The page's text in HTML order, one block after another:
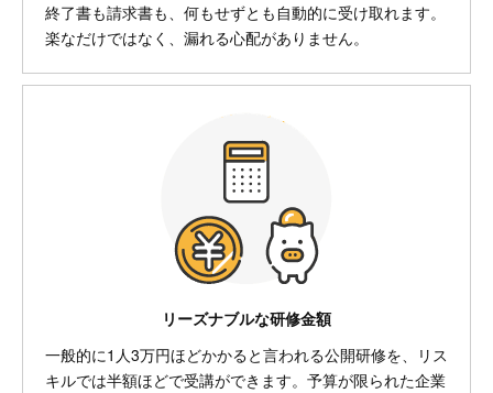
終了書も請求書も、何もせずとも自動的に受け取れます。
楽なだけではなく、漏れる心配がありません。
リーズナブルな研修金額
一般的に1人3万円ほどかかると言われる公開研修を、リス
キルでは半額ほどで受講ができます。予算が限られた企業